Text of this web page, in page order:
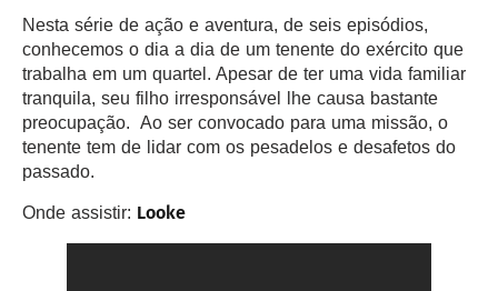
Nesta série de ação e aventura, de seis episódios,
conhecemos o dia a dia de um tenente do exército que
trabalha em um quartel. Apesar de ter uma vida familiar
tranquila, seu filho irresponsável lhe causa bastante
preocupação. Ao ser convocado para uma missão, o
tenente tem de lidar com os pesadelos e desafetos do
passado.
Onde assistir: Looke